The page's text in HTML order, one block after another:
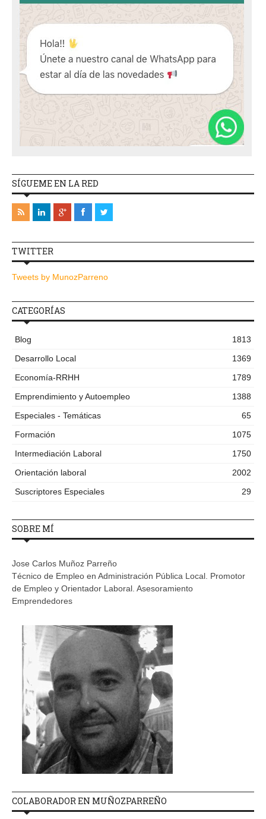
SÍGUEME EN LA RED
TWITTER
Tweets by MunozParreno
CATEGORÍAS
Blog
1813
Desarrollo Local
1369
Economía-RRHH
1789
Emprendimiento y Autoempleo
1388
Especiales - Temáticas
65
Formación
1075
Intermediación Laboral
1750
Orientación laboral
2002
Suscriptores Especiales
29
SOBRE MÍ
Jose Carlos Muñoz Parreño
Técnico de Empleo en Administración Pública Local. Promotor
de Empleo y Orientador Laboral. Asesoramiento
Emprendedores
COLABORADOR EN MUÑOZPARREÑO